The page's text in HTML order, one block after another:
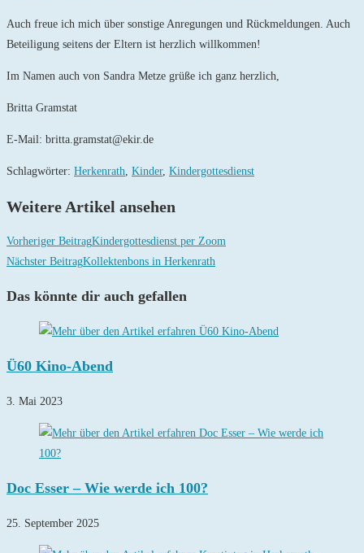
Auch freue ich mich über sonstige Anregungen und Rückmeldungen. Auch
Beteiligung seitens der Eltern ist herzlich willkommen!
Im Namen auch von Sandra Metze grüße ich ganz herzlich,
Britta Gramstat
E-Mail: britta.gramstat@ekir.de
Schlagwörter: Herkenrath, Kinder, Kindergottesdienst
Weitere Artikel ansehen
Vorheriger BeitragKindergottesdienst per Zoom
Nächster BeitragKollektenbons in Herkenrath
Das könnte dir auch gefallen
Ü60 Kino-Abend
3. Mai 2023
Doc Esser – Wie werde ich 100?
25. September 2025